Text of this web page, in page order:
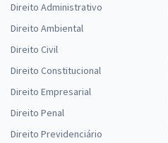
Direito Administrativo
Direito Ambiental
Direito Civil
Direito Constitucional
Direito Empresarial
Direito Penal
Direito Previdenciário